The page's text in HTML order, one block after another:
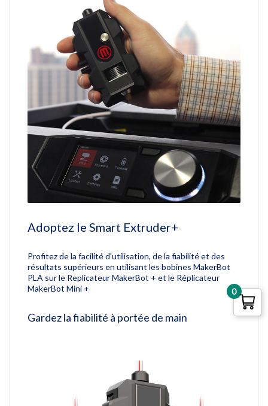
Adoptez le Smart Extruder+
Profitez de la facilité d’utilisation, de la fiabilité et des
résultats supérieurs en utilisant les bobines MakerBot
PLA sur le Replicateur MakerBot + et le Réplicateur
MakerBot Mini +
Gardez la fiabilité à portée de main
0